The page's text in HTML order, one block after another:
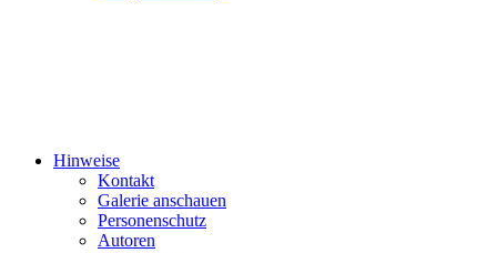
Hinweise
Kontakt
Galerie anschauen
Personenschutz
Autoren